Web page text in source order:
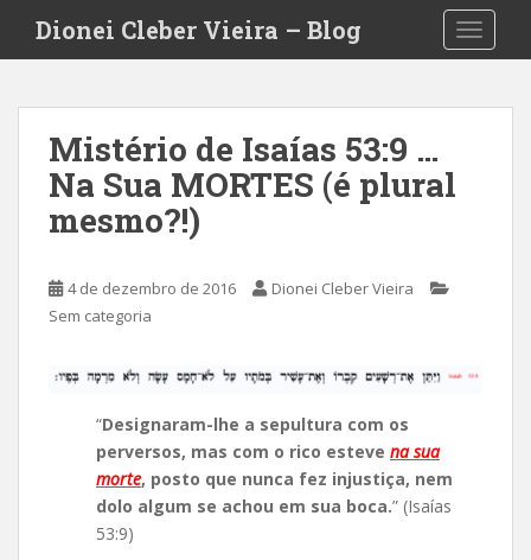
i
Dionei Cleber Vieira – Blog
Mistério de Isaías 53:9 …
Na Sua MORTES (é plural
mesmo?!)
4 de dezembro de 2016
Dionei Cleber Vieira
Sem categoria
“Designaram-lhe a sepultura com os
perversos, mas com o rico esteve na sua
morte, posto que nunca fez injustiça, nem
dolo algum se achou em sua boca.” (Isaías
53:9)